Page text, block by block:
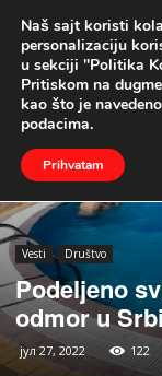
Naslovna Vesti
Vesti Društvo
Podeljeno
odmor u
јул 27, 2022 122
Naš sajt koristi
personalizaciju
u sekciji "Politika
Pritiskom na
kao što je
podacima.
Prihvatam